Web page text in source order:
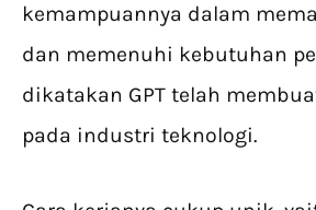
kemampuannya dalam
dan memenuhi kebutuhan
dikatakan GPT telah
pada industri teknologi.